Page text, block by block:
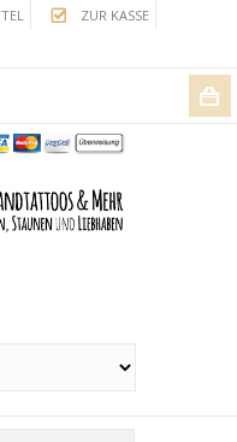
ZUR KASSE